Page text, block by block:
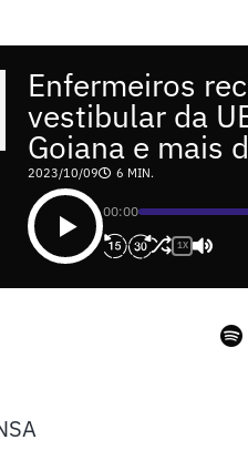
Enfermeiros
vestibular da
Goiana e mais
2023/10/09 6 MIN.
00:00
1X